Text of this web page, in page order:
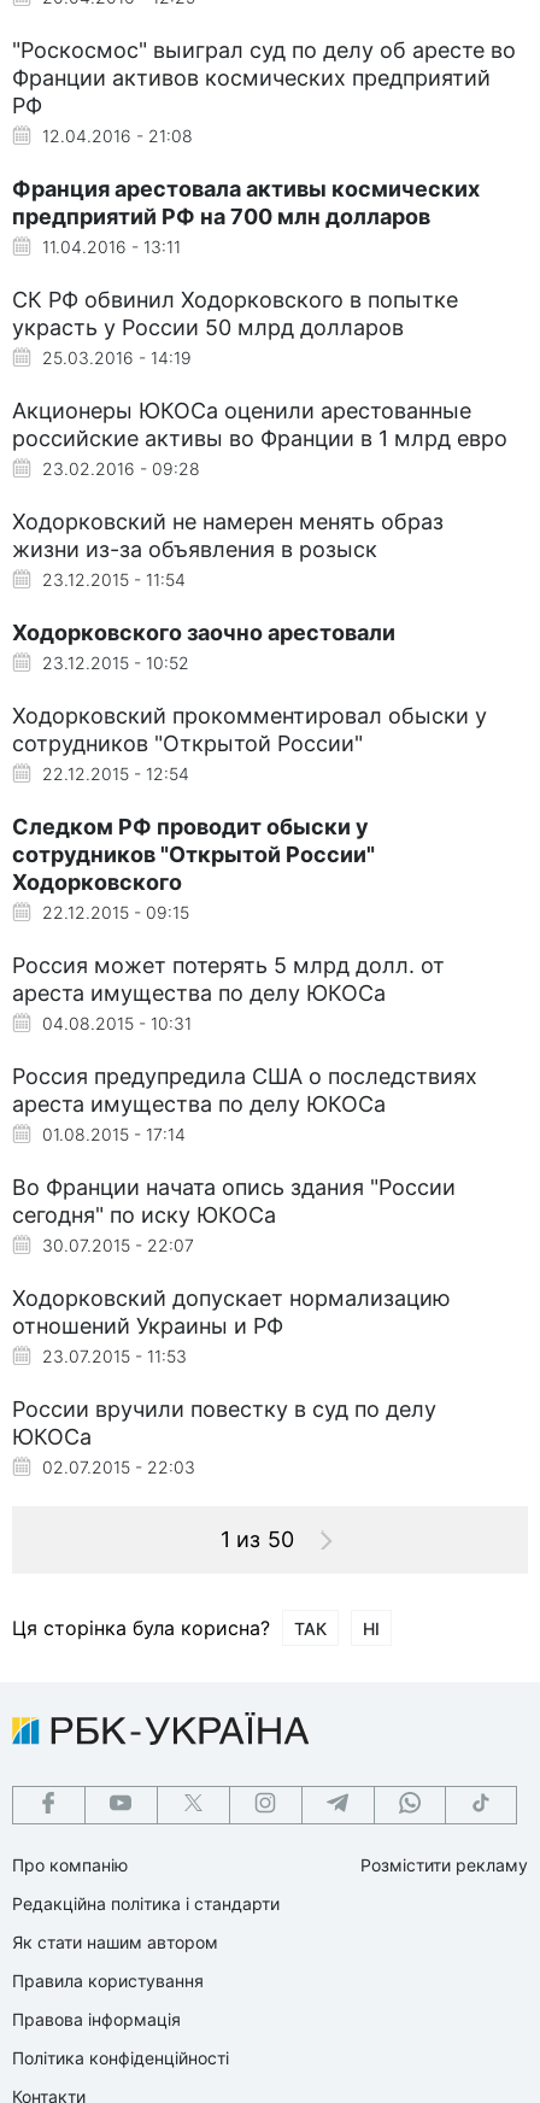
"Роскосмос" выиграл суд по делу об аресте во
Франции активов космических предприятий
РФ
12.04.2016 - 21:08
Франция арестовала активы космических
предприятий РФ на 700 млн долларов
11.04.2016 - 13:11
СК РФ обвинил Ходорковского в попытке
украсть у России 50 млрд долларов
25.03.2016 - 14:19
Акционеры ЮКОСа оценили арестованные
российские активы во Франции в 1 млрд евро
23.02.2016 - 09:28
Ходорковский не намерен менять образ
жизни из-за объявления в розыск
23.12.2015 - 11:54
Ходорковского заочно арестовали
23.12.2015 - 10:52
Ходорковский прокомментировал обыски у
сотрудников "Открытой России"
22.12.2015 - 12:54
Следком РФ проводит обыски у
сотрудников "Открытой России"
Ходорковского
22.12.2015 - 09:15
Россия может потерять 5 млрд долл. от
ареста имущества по делу ЮКОСа
04.08.2015 - 10:31
Россия предупредила США о последствиях
ареста имущества по делу ЮКОСа
01.08.2015 - 17:14
Во Франции начата опись здания "России
сегодня" по иску ЮКОСа
30.07.2015 - 22:07
Ходорковский допускает нормализацию
отношений Украины и РФ
23.07.2015 - 11:53
России вручили повестку в суд по делу
ЮКОСа
02.07.2015 - 22:03
1 из 50
Ця сторінка була корисна? ТАК НІ
Про компанію
Редакційна політика і стандарти
Як стати нашим автором
Правила користування
Правова інформація
Політика конфіденційності
Контакти
Розмістити рекламу